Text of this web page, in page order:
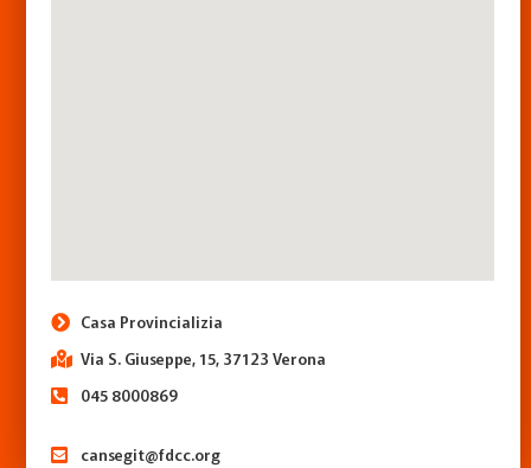
Casa Provincializia
Via S. Giuseppe, 15, 37123 Verona
045 8000869
cansegit@fdcc.org